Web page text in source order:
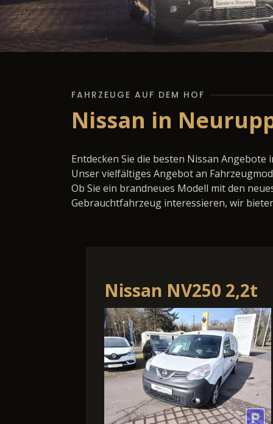
FAHRZEUGE AUF DEM HOF
Nissan in
Entdecken Sie die besten Nissan
Unser vielfältiges Angebot an
Ob Sie ein brandneues Modell mit den
Gebrauchtfahrzeug interessieren, wir
Nissan NV250 2,2t
dCi 115 DPF L2H1
Comfort